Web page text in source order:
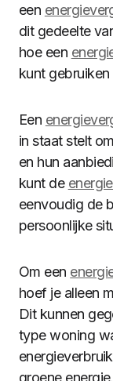
een
dit gedeelte
hoe een
kunt
Een
in staat stelt
en hun
kunt de
eenvoudig de
persoonlijke
Om een
hoef je alleen
Dit kunnen
type woning
groene energie.